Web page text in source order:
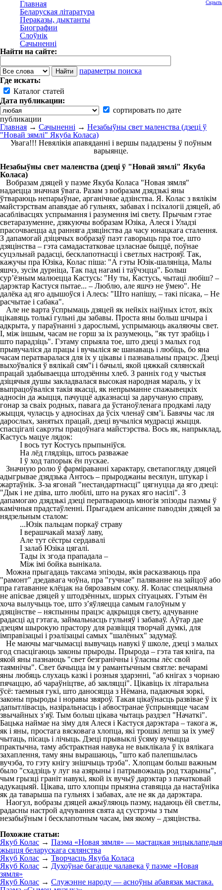
Главная
Беларуская літаратура
Пераказы, дыктанты
Биографии
Слоўнік
Сачыненні
Найти на сайте:
параметры поиска
Где искать:
Каталог статей
Дата публикации:
сортировать по дате
публикации
Скрыть
Главная → Сачыненні → Незабыўны свет маленства (дзеці ў
"Новай зямлі" Якуба Коласа)
Увага!!! Невялікія апавяданні і вершы пададзены ў поўным
варыянце.
Незабыўны свет маленства (дзеці ў "Новай зямлі" Якуба
Коласа)
Вобразам дзяцей у паэме Якуба Коласа "Новая зямля"
надаецца значная ўвага. Разам з вобразам дзядзькі яны
ўтвараюць непарыўнае, арганічнае адзінства. Я. Колас з вялікім
майстэрствам апавядае аб гульнях, забавах і псіхалогіі дзяцей, аб
асаблівасцях успрымання і разумення імі свету. Прычым гэтае
светаразуменне, дзякуючы вобразам Юзіка, Алеся і Уладзі
прасочваецца ад ранняга дзяцінства да часу юнацкага сталення.
З дапамогай дзіцячых вобразаў паэт гаворыць пра тое, што
дзяцінства – гэта самадастатковае цэласнае быццё, поўнае
суцэльнай радасці, бесклапотнасці і светлых настрояў. Так,
кажучы пра Юзіка, Колас піша: "А гэты Юзік-шаляніца, Малы
яшчэ, зусім дурніца, Так пад нагамі і таўчэцца". Больш
сур’ёзным малюецца Кастусь: "Ну ты, Кастусь, чытаці любіш? –
дарэктар Кастуся пытае... – Люблю, але яшчэ не ўмею". Не
далёка ад яго адышоўся і Алесь: "Што напішу, – такі пісака, – Не
расчытае і сабака".
Але не варта ўспрымаць дзяцей як нейкіх наіўных істот, якіх
цікавяць толькі гульні ды забавы. Проста яны больш шчыра і
адкрыта, у параўнанні з дарослымі, успрымаюць акаляючы свет.
І, між іншым, часам не горш за іх разумеюць, "як тут зрабіць і
што парадзіць". Гэтаму спрыяла тое, што дзеці з малых год
прывучаліся да працы і вучыліся яе шанаваць і любіць, бо яна
часам ператваралася для іх у цікавы і пазнавальны працэс. Дзеці
выхоўваліся ў вялікай сям"і і бачылі, якой цяжкай сялянскай
працай здабываецца штодзённы хлеб. З ранніх год у чыстыя
дзіцячыя душы закладвалася высокая народная мараль, у іх
выпрацоўваліся такія якасці, як непрыманне спажывецкіх
адносін да жыцця, пачуццё адказнасці за даручаную справу,
гонар за сваіх родных, павага да ўстаноўленага продкамі ладу
жыцця, чуласць у адносінах да ўсіх членаў сям’і. Бавячы час ля
дарослых, занятых працай, дзеці вучыліся мудрасці жыцця.
спасцігалі сакрэты працоўнага майстэрства. Вось як, напрыклад,
Кастусь мацуе лядок:
І вось тут Костусь прыпыніўся.
На лёд глядзіць, штось разважае
І ў ход тапорык ён пускае.
Значную ролю ў фарміраванні характару, светапогляду дзяцей
адыгрывае дзядзька Антось – прыроджаны весялун, штукар і
жартаўнік. З-за ягонай "нестандартнасці" цягнуцца да яго дзеці:
"Дык і не дзіва, што любілі, што на руках яго насілі". З
дапамогаю дзядзькі дзеці ператвараюць многія эпізоды паэмы ў
камічныя прадстаўленні. Прыгадаем апісанне паводзін дзяцей за
нядзельным сталом:
...Юзік пальцам поркаў страву
І верашчакай мазаў лаву,
Але тут сёстры сердавалі
І залаб Юзіка цягалі.
Тады іх згода прападала –
Між імі бойка вынікала.
Можна прыгадаць таксама эпізоды, якія расказваюць пра
"рамонт" дзедавага чоўна, пра "гучнае" паляванне на зайцоў або
пра гатаванне клёцак на бярозавым соку. Я. Колас спецыяльна
не апісвае дзяцей у штодзённых, шэрых сітуацыях. Гэтым ён
хоча вылучыць тое, што з’яўляецца самым галоўным у
дзяцінстве – няспынны працэс адкрыцця свету, адчуванне
радасці ад гэтага, займальнасць гульняў і забаваў. Аўтар дае
дзецям шырокую прастору для развіцця творчай думкі, для
імправізацыі і рэалізацыі самых "шалёных" задумаў.
Не маючы магчымасці вывучаць навукі ў школе, дзеці з малых
год спасцігаюць законы прыроды. Прырода – гэта тая кніга, па
якой яны пазнаюць "свет безгранічны і ўласны лёс свой
таямнічы". Свет бачыцца ім у рамантычным святле: вечарамі
яны любяць слухаць казкі і розныя здарэнні, "аб кнігах з чорнаю
пячаццю, аб чараўніцтве, аб закляцці". Цікавіць іх літаральна
ўсё: таемныя гукі, што даносяцца з Нёмана, падаючыя зоркі,
законы прыроды і норавы звяроў. Такая цікаўнасць развівае ў іх
дапытлівасць, назіральнасць і абвостранае ўспрыняцце часам
звычайных з’яў. Тым больш цікава чытаць раздзел "Начаткі".
Бацька наймае на зіму для Алеся і Кастуся дарэктара – такога ж,
як і яны, простага вясковага хлопца, які трошкі лепш за іх умеў
чытаць, пісаць і лічыць. Дзеці прывыклі ўсяму вучыцца
практычна, таму абстрактная навука не выклікала ў іх вялікага
захаплення, таму яны вырашаюць, "што каб палепшылась
вучэба, то гэту кнігу знішчыць трэба". Хлопцам больш важным
было "схадзіць у луг на азярыны і патрывожыць род тхарыны",
чым грызці граніт навукі, якой іх вучыў дарэктар з пачатковай
адукацыяй. Цікава, што хлопцы прыязна ставяцца да настаўніка
як да таварыша па гульнях і забавах, але не як да дарэктара.
Наогул, вобразы дзяцей ажыўляюць паэму, надаюць ёй светлы,
радасны настрой адчування свята ад сустрэчы з тым
незабыўным і бесклапотным часам, імя якому – дзяцінства.
Похожие статьи:
Якуб Колас → Паэма «Новая зямля» — мастацкая энцыклапедыя
жыцця беларускага сялянства
Якуб Колас → Творчасць Якуба Коласа
Якуб Колас → Духоўнае багацце чалавека ў паэме «Новая
зямля»
Якуб Колас → Служэнне народу — асноўны абавязак мастака.